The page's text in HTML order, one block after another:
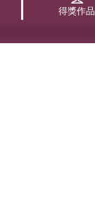
得獎作品